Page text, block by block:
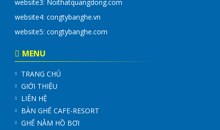
website3: Noithatquangdong.com
website4: congtybanghe.vn
website5: congtybanghe.com
MENU
TRANG CHỦ
GIỚI THIỆU
LIÊN HỆ
BÀN GHẾ CAFE-RESORT
GHẾ NẰM HỒ BƠI